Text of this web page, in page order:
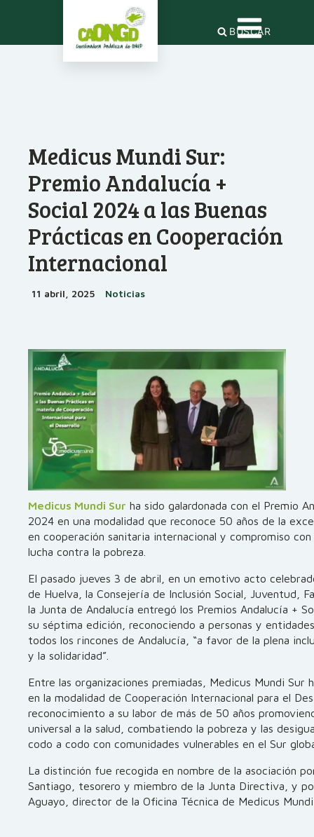
BUSCAR
Medicus Mundi Sur:
Premio Andalucía +
Social 2024 a las Buenas
Prácticas en Cooperación
Internacional
11 abril, 2025 Noticias
Medicus Mundi Sur ha sido galardonada con el Premio
2024 en una modalidad que reconoce 50 años de la
en cooperación sanitaria internacional y compromiso con
lucha contra la pobreza.
El pasado jueves 3 de abril, en un emotivo acto
de Huelva, la Consejería de Inclusión Social, Juventud,
la Junta de Andalucía entregó los Premios Andalucía +
su séptima edición, reconociendo a personas y
todos los rincones de Andalucía, “a favor de la plena
y la solidaridad”.
Entre las organizaciones premiadas, Medicus Mundi Sur
en la modalidad de Cooperación Internacional para el
reconocimiento a su labor de más de 50 años
universal a la salud, combatiendo la pobreza y las
codo a codo con comunidades vulnerables en el Sur
La distinción fue recogida en nombre de la asociación
Santiago, tesorero y miembro de la Junta Directiva, y
Aguayo, director de la Oficina Técnica de Medicus Mundi